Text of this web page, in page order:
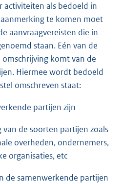
activiteiten als bedoeld in
te komen moet
aanvraagvereisten die in
staan. Eén van de
komt van de
Hiermee wordt bedoeld
omschreven staat:
partijen zijn
van de soorten partijen zoals
overheden, ondernemers,
organisaties, etc
de samenwerkende partijen